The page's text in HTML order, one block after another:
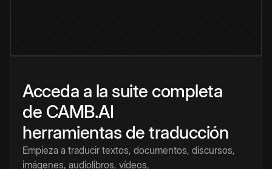
Acceda a la suite completa
de CAMB.AI
herramientas de traducción
Empieza a traducir textos, documentos, discursos,
imágenes, audiolibros, vídeos,